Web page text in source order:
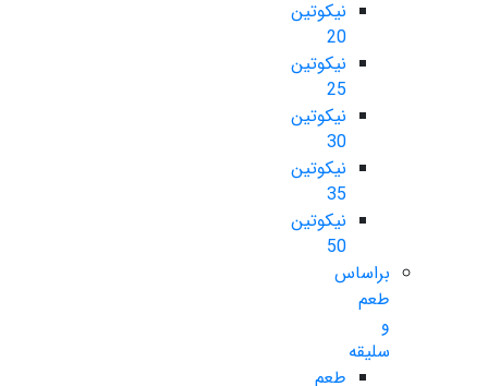
نیکوتین
20
نیکوتین
25
نیکوتین
30
نیکوتین
35
نیکوتین
50
براساس
طعم
و
سلیقه
طعم